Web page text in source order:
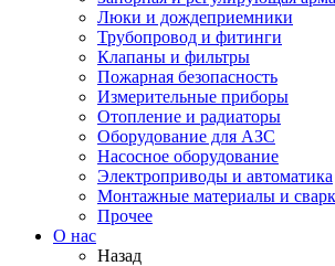
Люки и дождеприемники
Трубопровод и фитинги
Клапаны и фильтры
Пожарная безопасность
Измерительные приборы
Отопление и радиаторы
Оборудование для АЗС
Насосное оборудование
Электроприводы и автоматика
Монтажные материалы и
Прочее
О нас
Назад